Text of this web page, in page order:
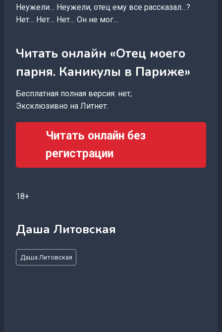
Неужели… Неужели, отец ему все рассказал…?
Нет… Нет… Нет… Он не мог…
Читать онлайн «Отец моего
парня. Каникулы в Париже»
Бесплатная полная версия: нет;
Эксклюзивно на Литнет:
Читать онлайн без
регистрации
18+
Даша Литовская
Метки
записи:
Даша Литовская